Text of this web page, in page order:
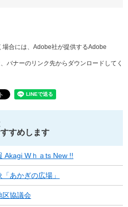
合には、Adobe社が提供するAdobe
バナーのリンク先からダウンロードしてく
すめします
Akagi Wｈａts New !!
あかぎの広場」
区協議会